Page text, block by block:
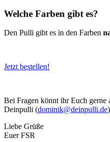
Welche Farben gibt es?
Den Pulli gibt es in den Farben
Jetzt bestellen!
Bei Fragen könnt ihr Euch
Deinpulli (dominik@deinpulli.de
Liebe Grüße
Euer FSR